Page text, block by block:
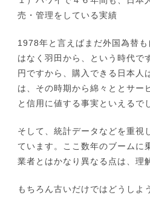
売・管理をしている実績
1978年と言えばまだ外国為替
はなく羽田から、という時代で
円ですから、購入できる日本
は、その時期から綿々ととサー
と信用に値する事実といえるで
そして、統計データなどを重視
ています。ここ数年のブームに
業者とはかなり異なる点は、理
もちろん古いだけではどうしよ